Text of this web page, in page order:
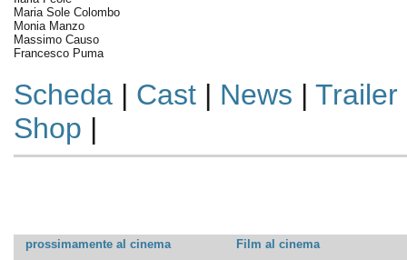
Maria Sole Colombo
Monia Manzo
Massimo Causo
Francesco Puma
Scheda| Cast| News | Trailer
Shop |
prossimamente al cinema
Film al cinema